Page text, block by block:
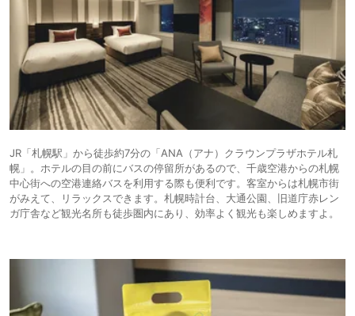
JR「札幌駅」から徒歩約7分の「ANA（アナ）クラウンプラザホテル札
幌」。ホテルの目の前にバスの停留所があるので、千歳空港からの札幌
中心街への空港連絡バスを利用する際も便利です。客室からは札幌市街
がみえて、リラックスできます。札幌時計台、大通公園、旧道庁赤レン
ガ庁舎など観光名所も徒歩圏内にあり、効率よく観光も楽しめますよ。